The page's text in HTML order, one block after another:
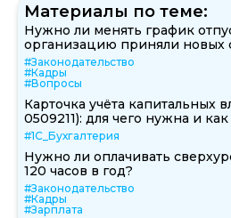
Материалы по теме:
Нужно ли менять график
организацию приняли новых
#Законодательство
#Кадры
#Вопросы
Карточка учёта капитальных
0509211): для чего нужна и
#1С_Бухгалтерия
Нужно ли оплачивать
120 часов в год?
#Законодательство
#Кадры
#Зарплата